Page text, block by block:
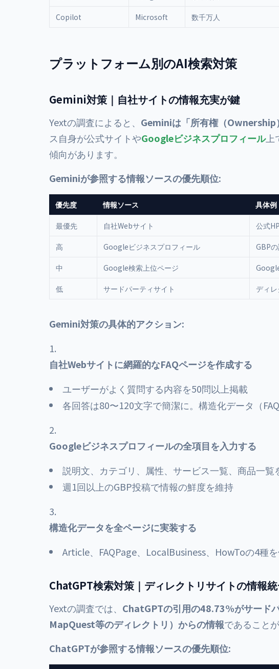
Copilot Microsoft 数千万人
プラットフォーム別のAI検索対策
Gemini対策｜自社サイトの情報充実が鍵
Yextの調査によると、 Geminiは「所有権（Ownership
ス自身が公式サイトやGoogleビジネスプロフィール上
傾向があります。
Geminiが参照する情報ソースの優先順位:
優先度 情報ソース 具体例
最優先 自社Webサイト 公式
高 Googleビジネスプロフィール GBP
中 Google検索上位ページ
低 サードパーティサイト ディ
Gemini対策の具体的アクション:
自社Webサイトに網羅的なFAQページを作成する
ユーザーがよく質問する内容を50問以上掲載
各回答は80〜120文字で簡潔に。構造化データ（
Googleビジネスプロフィールの全項目を入力する
説明文、カテゴリ、属性、サービス一覧、商品一覧
週1回以上のGBP投稿で情報の鮮度を維持
構造化データを全ページに実装する
Article、FAQPage、LocalBusiness、HowToの4種
ChatGPT検索対策｜ディレクトリサイトの情報
Yextの調査では、 ChatGPTの引用の48.73%がサード
MapQuest等のディレクトリ）からの情報であること
ChatGPTが参照する情報ソースの優先順位: